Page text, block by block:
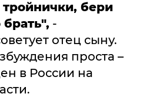
бери
-
отец сыну.
проста –
в России на